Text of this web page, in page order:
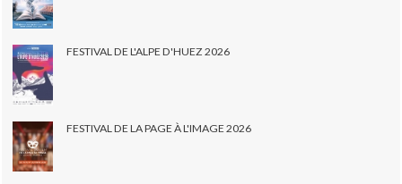
FESTIVAL DE L'ALPE D'HUEZ 2026
FESTIVAL DE LA PAGE À L'IMAGE 2026